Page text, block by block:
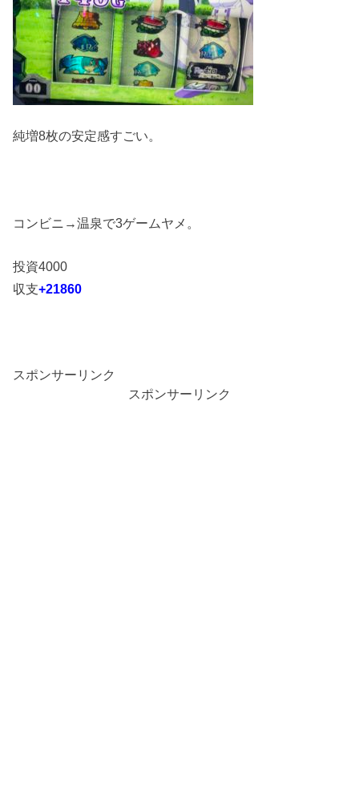
純増8枚の安定感すごい。
コンビニ→温泉で3ゲームヤメ。
投資4000
収支+21860
スポンサーリンク
スポンサーリンク